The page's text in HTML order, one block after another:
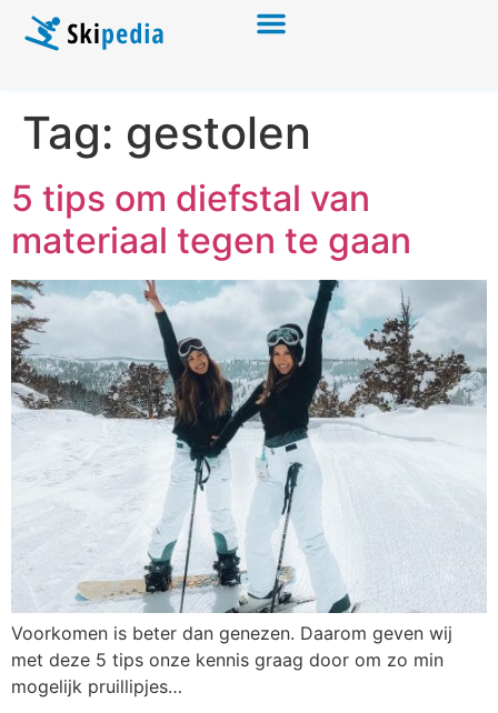
Tag: gestolen
5 tips om diefstal van
materiaal tegen te gaan
Voorkomen is beter dan genezen. Daarom geven wij
met deze 5 tips onze kennis graag door om zo min
mogelijk pruillipjes…